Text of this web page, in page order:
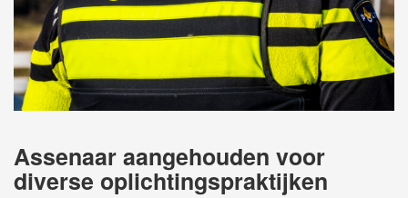
Assenaar aangehouden voor
diverse oplichtingspraktijken